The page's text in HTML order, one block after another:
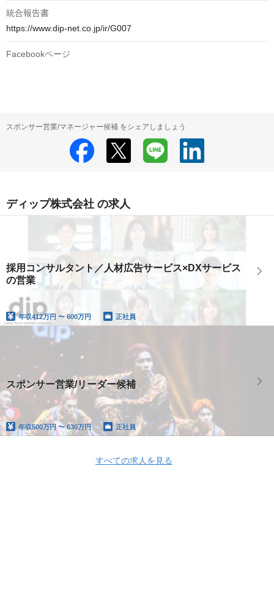
統合報告書
https://www.dip-net.co.jp/ir/G007
Facebookページ
スポンサー営業/マネージャー候補 をシェアしましょう
ディップ株式会社 の求人
採用コンサルタント／人材広告サービス×DXサービス
の営業
年収412万円 〜 600万円 正社員
スポンサー営業/リーダー候補
年収500万円 〜 630万円 正社員
すべての求人を見る